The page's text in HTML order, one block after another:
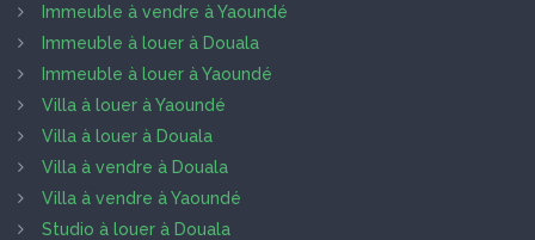
Immeuble à vendre à Yaoundé
Immeuble à louer à Douala
Immeuble à louer à Yaoundé
Villa à louer à Yaoundé
Villa à louer à Douala
Villa à vendre à Douala
Villa à vendre à Yaoundé
Studio à louer à Douala